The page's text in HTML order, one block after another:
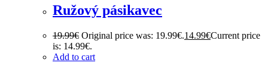
Ružový pásikavec
19.99€ Original price was: 19.99€.14.99€Current price
is: 14.99€.
Add to cart